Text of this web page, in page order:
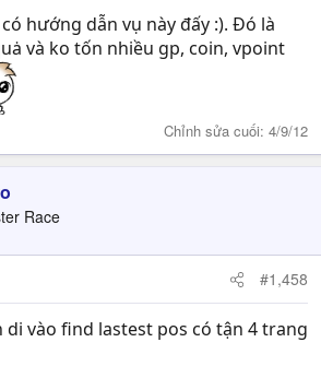
hướng dẫn vụ này đấy :). Đó là
và ko tốn nhiều gp, coin, vpoint
Chỉnh sửa cuối: 4/9/12
Race
#1,458
di vào find lastest pos có tận 4 trang